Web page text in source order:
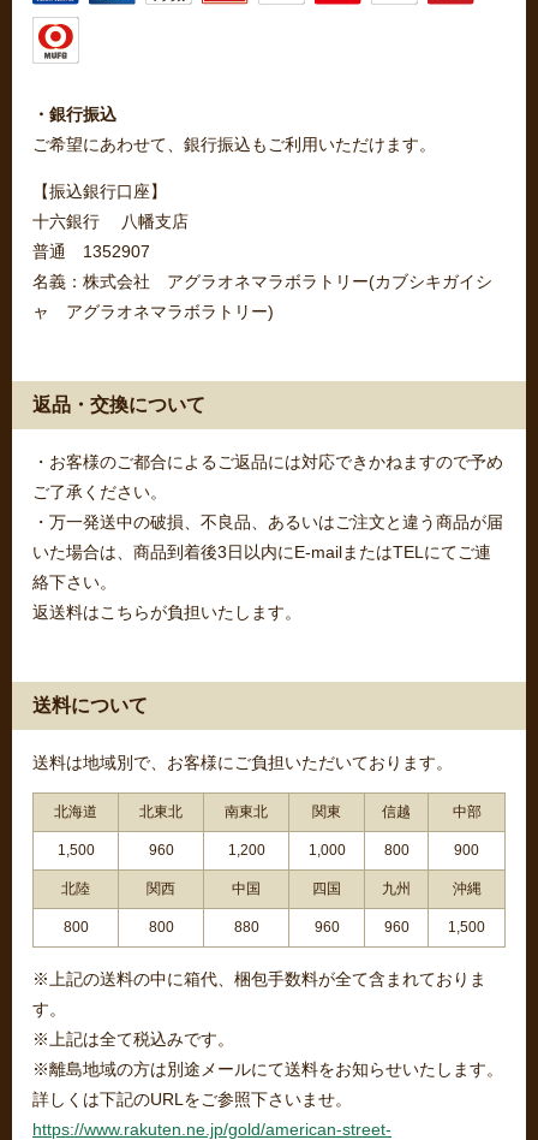
・銀行振込
ご希望にあわせて、銀行振込もご利用いただけます。
【振込銀行口座】
十六銀行 八幡支店
普通 1352907
名義：株式会社 アグラオネマラボラトリー(カブシキガイシ
ャ アグラオネマラボラトリー)
返品・交換について
・お客様のご都合によるご返品には対応できかねますので予め
ご了承ください。
・万一発送中の破損、不良品、あるいはご注文と違う商品が届
いた場合は、商品到着後3日以内にE-mailまたはTELにてご連
絡下さい。
返送料はこちらが負担いたします。
送料について
送料は地域別で、お客様にご負担いただいております。
北海道 北東北 南東北 関東 信越 中部
1,500 960 1,200 1,000 800 900
北陸 関西 中国 四国 九州 沖縄
800 800 880 960 960 1,500
※上記の送料の中に箱代、梱包手数料が全て含まれておりま
す。
※上記は全て税込みです。
※離島地域の方は別途メールにて送料をお知らせいたします。
詳しくは下記のURLをご参照下さいませ。
https://www.rakuten.ne.jp/gold/american-street-